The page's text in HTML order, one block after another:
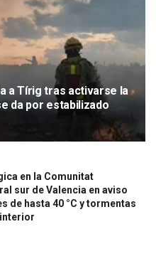
a Tírig tras activarse la
da por estabilizado
en la Comunitat
sur de Valencia en aviso
de hasta 40 °C y tormentas